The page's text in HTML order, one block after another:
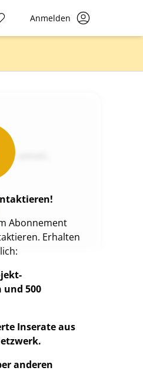
Anmelden
amet,
Abonnement
Erhalten
500
Inserate aus
anderen